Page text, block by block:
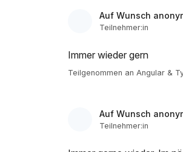
Auf Wunsch
Teilnehmer:in
Immer wieder gern
Teilgenommen an Angular &
Auf Wunsch
Teilnehmer:in